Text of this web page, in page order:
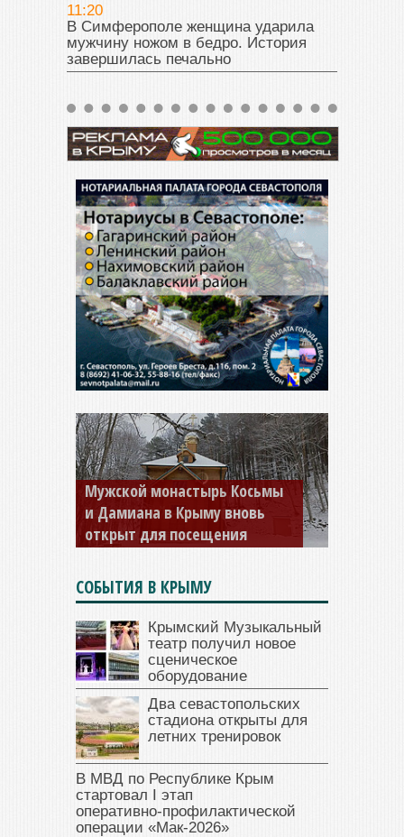
11:20
В Симферополе женщина ударила
мужчину ножом в бедро. История
завершилась печально
Мужской монастырь Косьмы
и Дамиана в Крыму вновь
открыт для посещения
СОБЫТИЯ В КРЫМУ
Крымский Музыкальный
театр получил новое
сценическое
оборудование
Два севастопольских
стадиона открыты для
летних тренировок
В МВД по Республике Крым
стартовал I этап
оперативно‑профилактической
операции «Мак‑2026»